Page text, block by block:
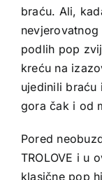
braću. Ali,
podlih pop
kreću na
ujedinili braću
gora čak i od
Pored
TROLOVE i u
klasične pop